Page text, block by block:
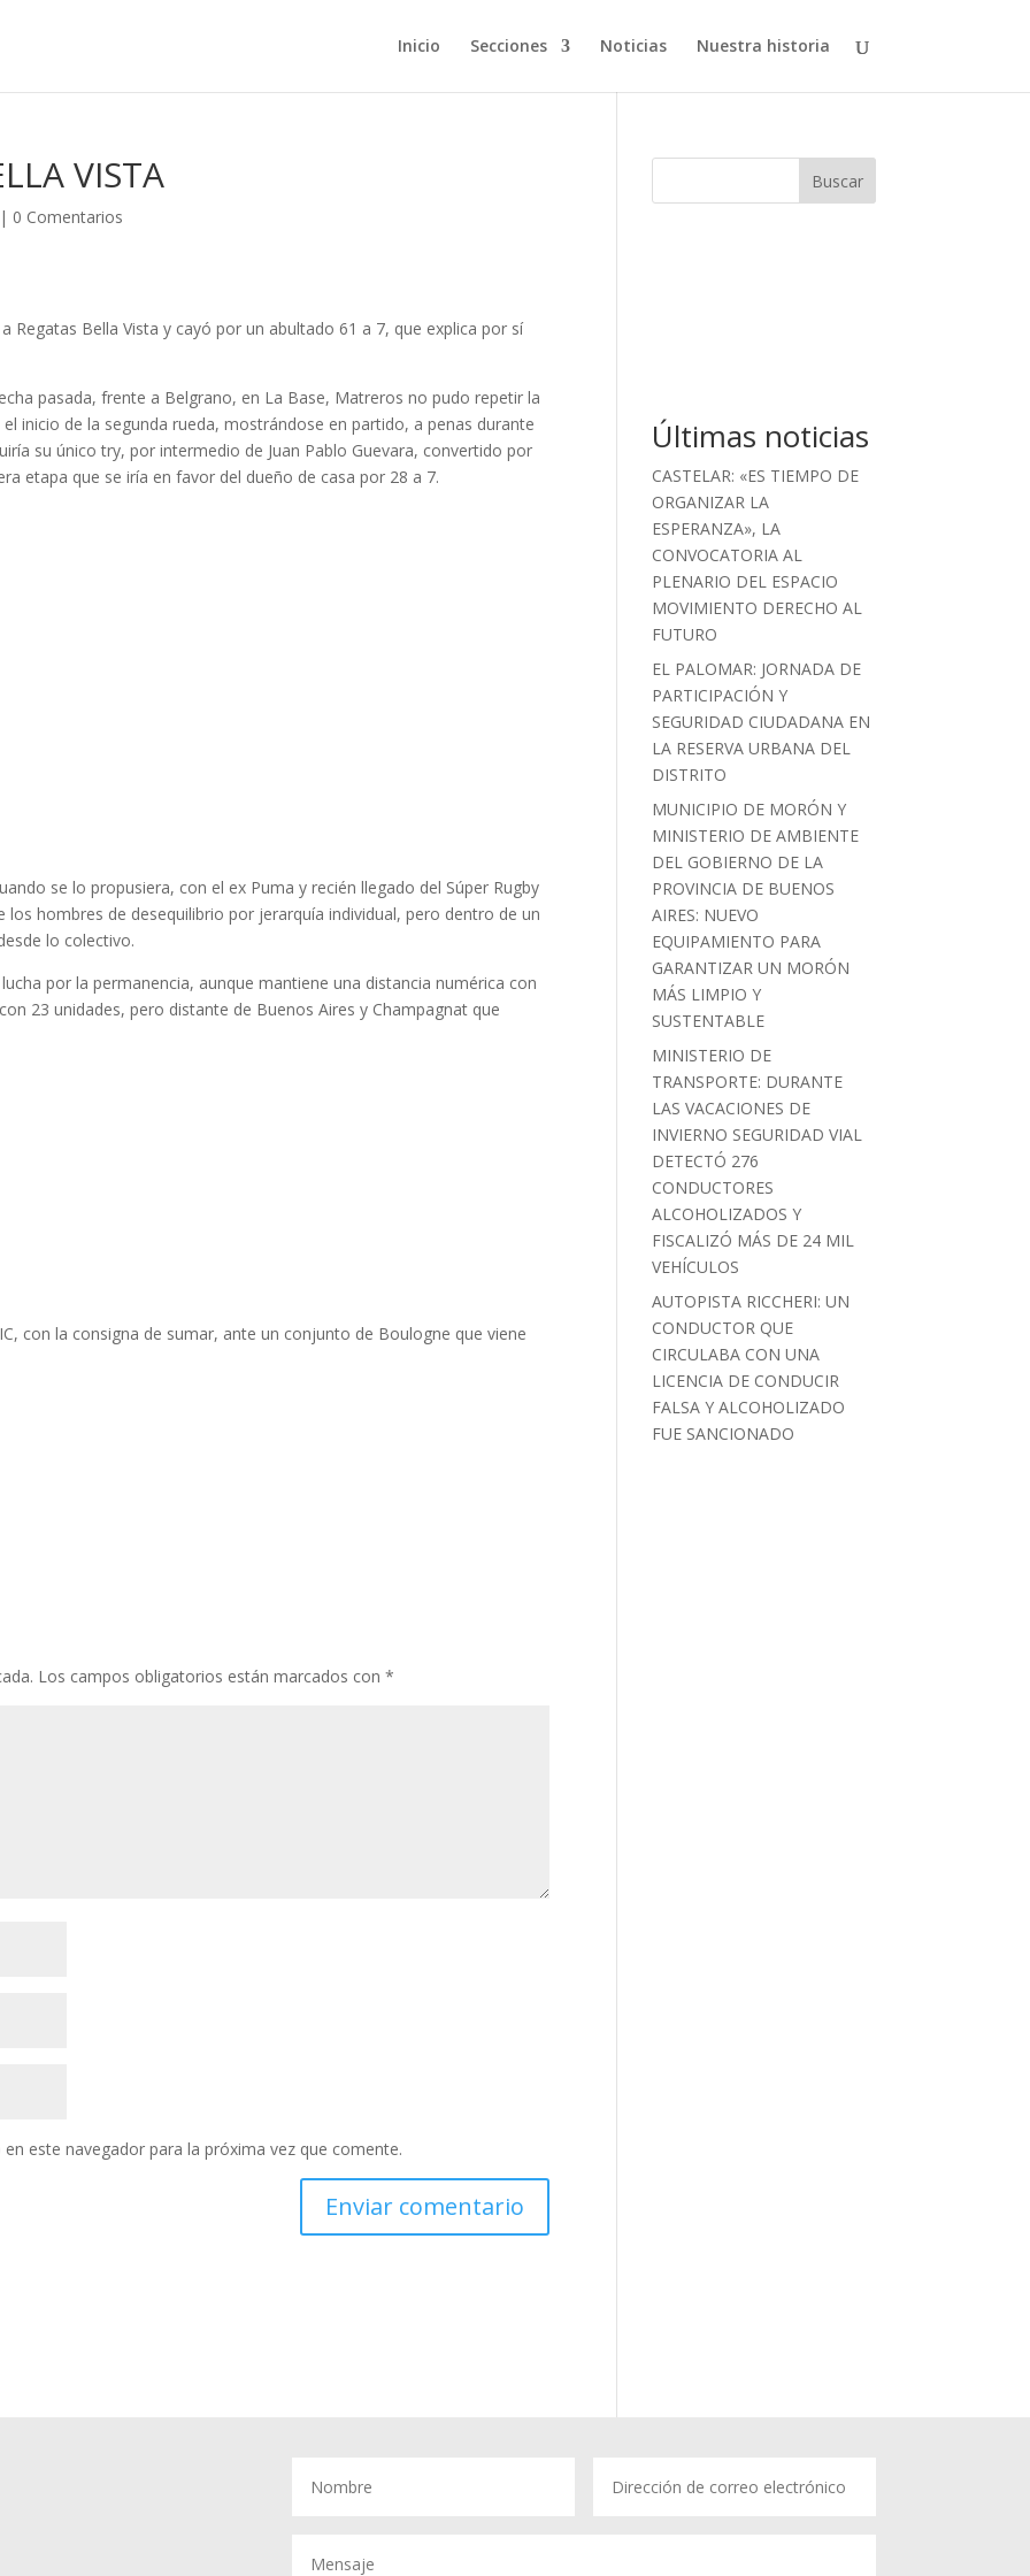
Inicio Secciones Noticias Nuestra historia
VISTA
| 0 Comentarios
Regatas Bella Vista y cayó por un abultado 61 a 7, que explica por sí
pasada, frente a Belgrano, en La Base, Matreros no pudo repetir la
inicio de la segunda rueda, mostrándose en partido, a penas durante
su único try, por intermedio de Juan Pablo Guevara, convertido por
etapa que se iría en favor del dueño de casa por 28 a 7.
se lo propusiera, con el ex Puma y recién llegado del Súper Rugby
hombres de desequilibrio por jerarquía individual, pero dentro de un
lo colectivo.
por la permanencia, aunque mantiene una distancia numérica con
23 unidades, pero distante de Buenos Aires y Champagnat que
con la consigna de sumar, ante un conjunto de Boulogne que viene
Los campos obligatorios están marcados con*
este navegador para la próxima vez que comente.
Buscar
Últimas noticias
CASTELAR: «ES TIEMPO DE
ORGANIZAR LA
ESPERANZA», LA
CONVOCATORIA AL
PLENARIO DEL ESPACIO
MOVIMIENTO DERECHO AL
FUTURO
EL PALOMAR: JORNADA DE
PARTICIPACIÓN Y
SEGURIDAD CIUDADANA EN
LA RESERVA URBANA DEL
DISTRITO
MUNICIPIO DE MORÓN Y
MINISTERIO DE AMBIENTE
DEL GOBIERNO DE LA
PROVINCIA DE BUENOS
AIRES: NUEVO
EQUIPAMIENTO PARA
GARANTIZAR UN MORÓN
MÁS LIMPIO Y
SUSTENTABLE
MINISTERIO DE
TRANSPORTE: DURANTE
LAS VACACIONES DE
INVIERNO SEGURIDAD VIAL
DETECTÓ 276
CONDUCTORES
ALCOHOLIZADOS Y
FISCALIZÓ MÁS DE 24 MIL
VEHÍCULOS
AUTOPISTA RICCHERI: UN
CONDUCTOR QUE
CIRCULABA CON UNA
LICENCIA DE CONDUCIR
FALSA Y ALCOHOLIZADO
FUE SANCIONADO